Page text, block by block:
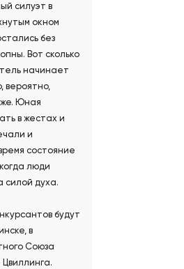
силуэт в
окном
без
Вот сколько
начинает
вероятно,
Юная
в жестах и
и
состояние
люди
силой духа.
будут
в
Союза